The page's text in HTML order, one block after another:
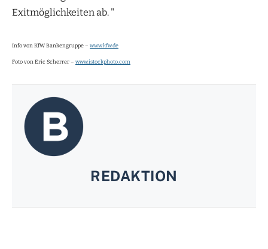
Exitmöglichkeiten ab. "
Info von KfW Bankengruppe – www.kfw.de
Foto von Eric Scherrer – www.istockphoto.com
REDAKTION